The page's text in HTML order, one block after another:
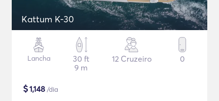
Kattum K-30
Lancha
30 ft
9 m
12 Cruzeiro 0
$1,148 /dia